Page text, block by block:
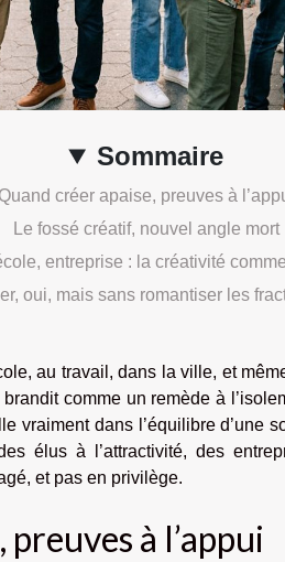
Sommaire
Quand créer apaise, preuves à
Le fossé créatif, nouvel angle mort
entreprise : la créativité
oui, mais sans romantiser les
au travail, dans la ville, et
comme un remède à
vraiment dans l’équilibre d’une
élus à l’attractivité, des
et pas en privilège.
à l’appui